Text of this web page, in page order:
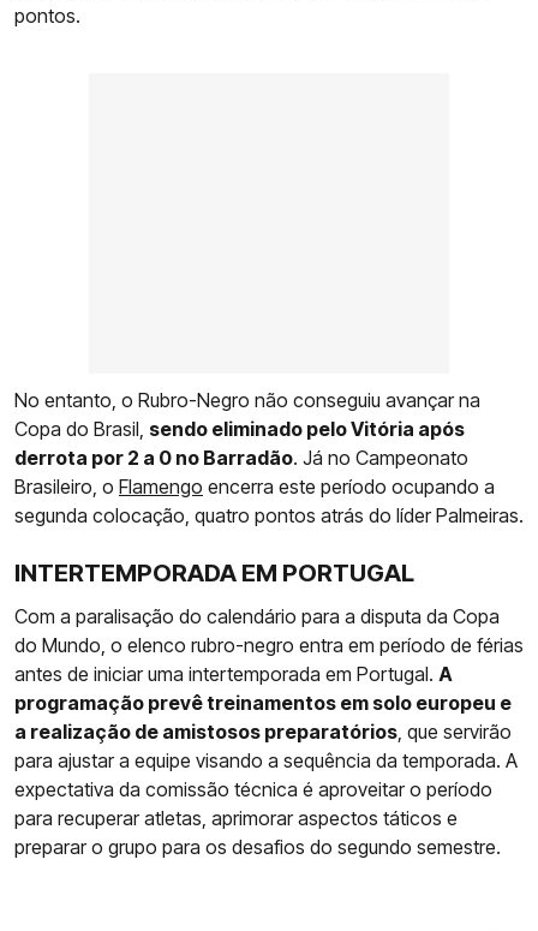
pontos.
No entanto, o Rubro-Negro não conseguiu avançar na
Copa do Brasil, sendo eliminado pelo Vitória após
derrota por 2 a 0 no Barradão. Já no Campeonato
Brasileiro, o Flamengo encerra este período ocupando a
segunda colocação, quatro pontos atrás do líder Palmeiras.
INTERTEMPORADA EM PORTUGAL
Com a paralisação do calendário para a disputa da Copa
do Mundo, o elenco rubro-negro entra em período de férias
antes de iniciar uma intertemporada em Portugal. A
programação prevê treinamentos em solo europeu e
a realização de amistosos preparatórios , que servirão
para ajustar a equipe visando a sequência da temporada. A
expectativa da comissão técnica é aproveitar o período
para recuperar atletas, aprimorar aspectos táticos e
preparar o grupo para os desafios do segundo semestre.